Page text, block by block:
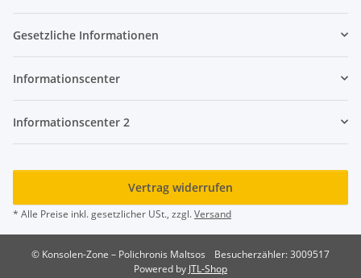
Gesetzliche Informationen
Informationscenter
Informationscenter 2
Vertrag widerrufen
* Alle Preise inkl. gesetzlicher USt., zzgl.Versand
© Konsolen-Zone – Polichronis Maltsos
Besucherzähler: 3009517
Powered by JTL-Shop